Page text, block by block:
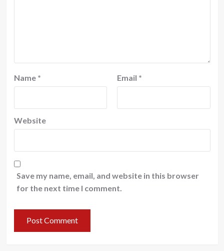
Name * Email *
Website
Save my name, email, and website in this browser
for the next time I comment.